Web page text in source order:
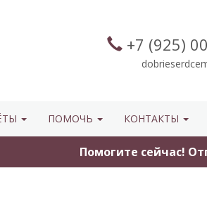
+7 (925)
ПОМОЧЬ КОНТАКТЫ
Помогите сейчас!